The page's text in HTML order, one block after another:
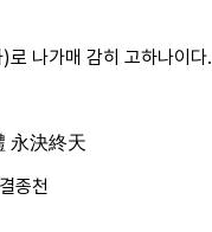
나가매 감히 고하나이다.
永決終天
종천